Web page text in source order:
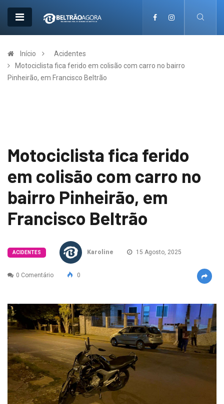
Início
Acidentes
Motociclista fica ferido em colisão com carro no bairro
Pinheirão, em Francisco Beltrão
Motociclista fica ferido
em colisão com carro no
bairro Pinheirão, em
Francisco Beltrão
ACIDENTES Karoline 15 Agosto, 2025
0 Comentário 0